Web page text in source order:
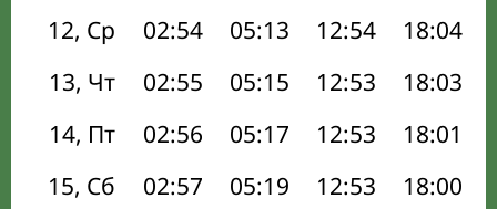
12, Ср
02:54 05:13 12:54 18:04
13, Чт
02:55 05:15 12:53 18:03
14, Пт
02:56 05:17 12:53 18:01
15, Сб
02:57 05:19 12:53 18:00